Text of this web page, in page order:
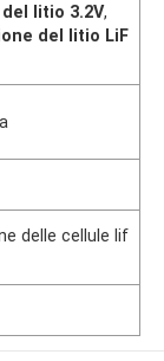
litio 3.2V,
del litio LiF
delle cellule lif